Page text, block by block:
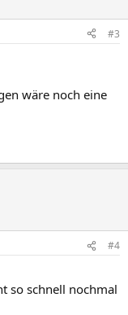
#3
wäre noch eine
#4
so schnell nochmal